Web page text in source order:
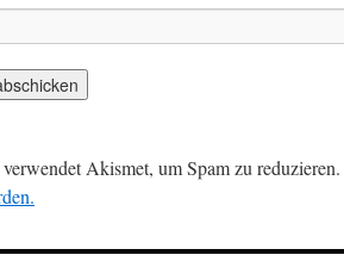
Akismet, um Spam zu reduzieren.